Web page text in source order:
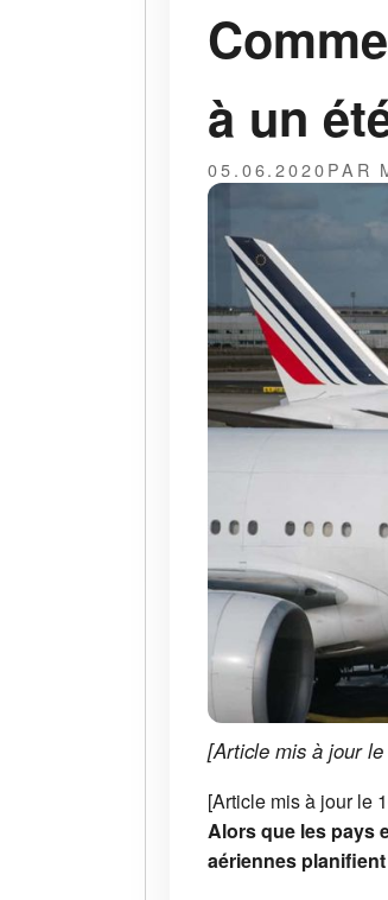
à un
05.06.2020PAR
[Article mis à jour
[Article mis à jour le
Alors que les pays
aériennes